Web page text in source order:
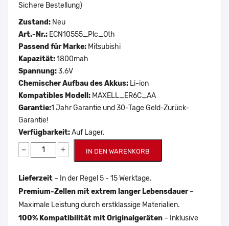
Sichere Bestellung)
Zustand: Neu
Art.-Nr.: ECN10555_Plc_Oth
Passend für Marke: Mitsubishi
Kapazität:1800mah
Spannung:3.6V
Chemischer Aufbau des Akkus: Li-ion
Kompatibles Modell: MAXELL_ER6C_AA
Garantie:1 Jahr Garantie und 30-Tage Geld-Zurück-
Garantie!
Verfügbarkeit:Auf Lager.
− + IN DEN WARENKORB
Lieferzeit – In der Regel 5 - 15 Werktage.
Premium-Zellen mit extrem langer Lebensdauer–
Maximale Leistung durch erstklassige Materialien.
100% Kompatibilität mit Originalgeräten – Inklusive